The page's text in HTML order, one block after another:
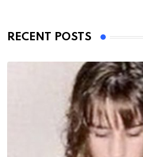
RECENT POSTS